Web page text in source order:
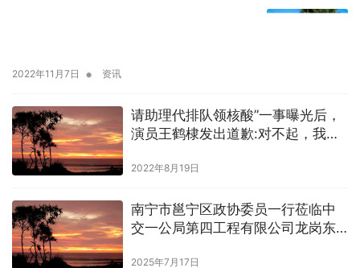
2022年11月7日 • 资讯
请助理代排队领核酸”一事曝光后，
演员王鹤棣发出道歉:对不起，我的
2022年8月19日
南宁市邕宁区政协委员一行莅临中
交一公局第四工程有限公司龙岗东
2025年7月17日